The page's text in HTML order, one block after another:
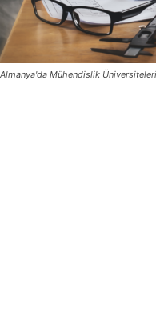
Almanya'da Mühendislik Üniversiteleri